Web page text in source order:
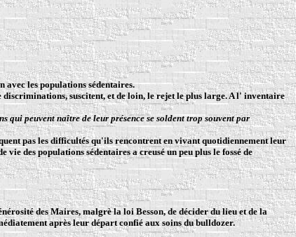
les populations sédentaires.
discriminations, suscitent, et de loin, le rejet le plus large. A l' inventaire
qui peuvent naître de leur présence se soldent trop souvent par
pas les difficultés qu'ils rencontrent en vivant quotidiennement leur
des populations sédentaires a creusé un peu plus le fossé de
des Maires, malgrè la loi Besson, de décider du lieu et de la
après leur départ confié aux soins du bulldozer.